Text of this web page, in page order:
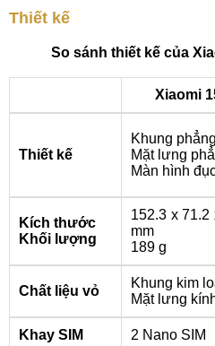
Thiết kế
So sánh thiết kế của
Xiaomi
Thiết kế
Khung phẳng
Mặt lưng
Màn hình
Kích thước
Khối lượng
152.3 x 71.2
mm
189 g
Chất liệu vỏ
Khung kim
Mặt lưng
Khay SIM 2 Nano SIM